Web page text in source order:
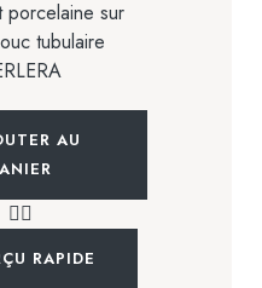
AU
RAPIDE